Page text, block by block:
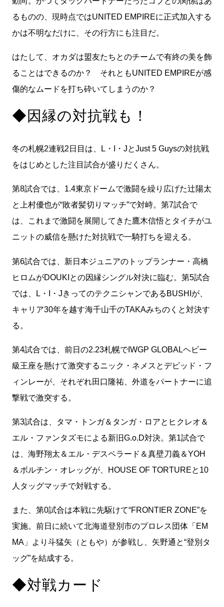
るものの、現時点ではUNITED EMPIREに正式加入する
かは不明なだけに、その行方にも注目だ。
はたして、オカダは盟友たちとのチームで有終の美を飾
ることはできるのか？ それともUNITED EMPIREが感
傷的なムードを打ち砕いてしまうのか？
◆因縁の対抗戦も！
冬の札幌2連戦2日目は、L・I・JとJust 5 Guysの対抗戦
をはじめとした注目試合が盛りだくさん。
第8試合では、1.4東京ドームで激闘を繰り広げた辻陽太
と上村優也が“敗者髪切りマッチ”で対峙。第7試合で
は、これまで激闘を展開してきた鷹木信悟とタイチがユ
ニットの威信を懸けた対抗戦で一騎打ちを迎える。
第6試合では、新日本ジュニアのトップランナー・高橋
ヒロムがDOUKIとの因縁シングル対決に臨む。第5試合
では、L・I・JきってのテクニシャンであるBUSHIが、
キャリア30年を越す海千山千のTAKAみちのくと対決す
る。
第4試合では、前日の2.23札幌でIWGP GLOBALヘビー
級王座を懸けて激突するニック・ネメスとデビッド・フ
ィンレーが、それぞれ田口隆祐、外道をパートナーに追
撃戦で激突する。
第3試合は、タマ・トンガ＆タンガ・ロアとヒクレオ＆
エル・ファンタズモによる新旧G.o.D対決。第1試合で
は、海野翔太＆エル・デスペラード＆真壁刀義＆YOH
＆ボルチン・オレッグが、HOUSE OF TORTUREと10
人タッグマッチで対戦する。
また、第0試合は本戦に先駆けて“FRONTIER ZONE”を
実施。前日に続いて北海道登別市のプロレス団体「EM
MA」より斗猛矢（ともや）が参戦し、矢野通と“登別タ
ッグ”を結成する。
◆対戦カード